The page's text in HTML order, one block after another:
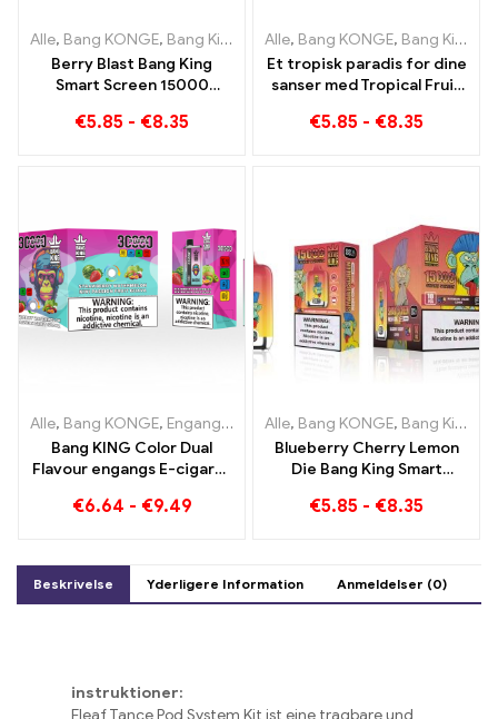
Alle, Bang KONGE, Bang King Smart skærm 15000 Puff ,Engangs
Berry Blast Bang King
Smart Screen 15000
engangs e-cigaret
€5.85 - €8.35
Alle, Bang KONGE, Bang King Smart skærm 15000 Puff
Et tropisk paradis for dine
sanser med Tropical Fruit
15000 Puff
€5.85 - €8.35
Alle, Bang KONGE, Engangs e-cigaretter Litauen ,Engangs e-
Bang KING Color Dual
Flavour engangs E-cigaret
smag med Strawberry
€6.64 - €9.49
Alle, Bang KONGE, Bang King Smart skærm 15000 Puff
Blueberry Cherry Lemon
Die Bang King Smart
oversigt over en innovativ
€5.85 - €8.35
Beskrivelse Yderligere Information Anmeldelser (0)
instruktioner: